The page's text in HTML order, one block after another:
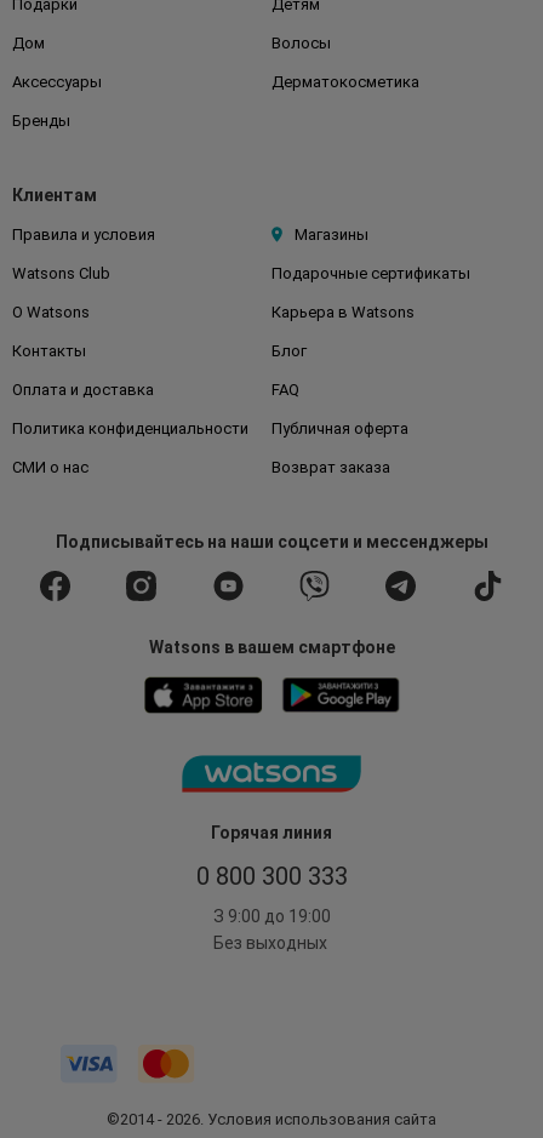
Горячая линия
0 800 300 333
З 9:00 до 19:00
Без выходных
Подарки Детям
Дом Волосы
Аксессуары Дерматокосметика
Бренды
Клиентам
Правила и условия Магазины
Watsons Club Подарочные сертификаты
О Watsons Карьера в Watsons
Контакты Блог
Оплата и доставка FAQ
Политика конфиденциальности Публичная оферта
СМИ о нас Возврат заказа
Подписывайтесьна наши соцсети и мессенджеры
Watsons в вашем смартфоне
©2014 - 2026. Условия использования сайта